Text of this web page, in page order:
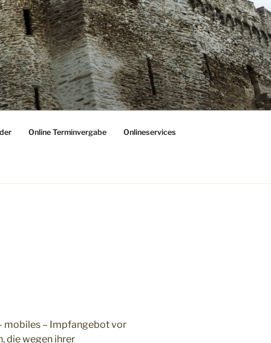
Online Terminvergabe Onlineservices
mobiles – Impfangebot vor
die wegen ihrer